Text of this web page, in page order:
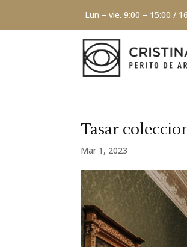
Lun – vie. 9:00 – 15:00 /
Tasar
Mar 1, 2023